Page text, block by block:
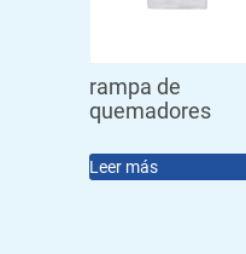
rampa de
quemadores
Leer más